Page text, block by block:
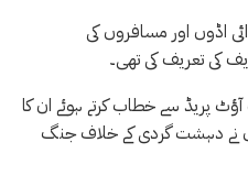
اڈوں اور مسافروں کی
کی تعریف کی تھی۔
پریڈ سے خطاب کرتے ہوئے ان کا
نے دہشت گردی کے خلاف جنگ